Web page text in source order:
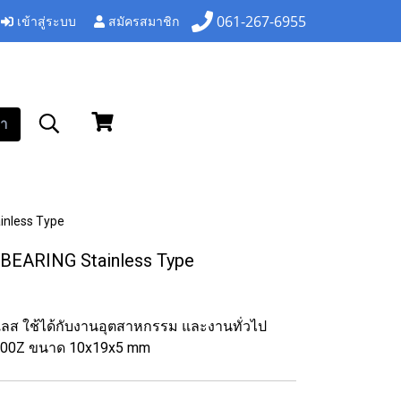
เข้าสู่ระบบ สมัครสมาชิก 061-267-6955
Type
Stainless Type
ส ใช้ได้กับงานอุตสาหกรรม และงานทั่วไป
ขนาด 10x19x5 mm